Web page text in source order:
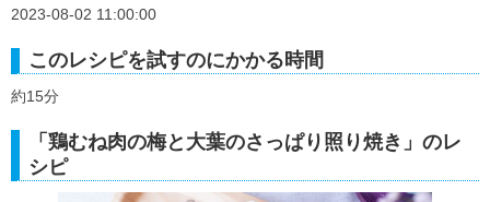
2023-08-02 11:00:00
このレシピを試すのにかかる時間
約15分
「鶏むね肉の梅と大葉のさっぱり照り焼き」のレ
シピ